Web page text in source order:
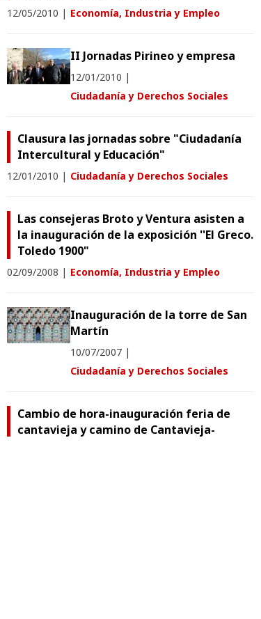
12/05/2010 | Economía, Industria y Empleo
II Jornadas Pirineo y empresa
12/01/2010 |
Ciudadanía y Derechos Sociales
Clausura las jornadas sobre "Ciudadanía
Intercultural y Educación"
12/01/2010 | Ciudadanía y Derechos Sociales
Las consejeras Broto y Ventura asisten a
la inauguración de la exposición ''El Greco.
Toledo 1900"
02/09/2008 | Economía, Industria y Empleo
Inauguración de la torre de San
Martín
10/07/2007 |
Ciudadanía y Derechos Sociales
Cambio de hora-inauguración feria de
cantavieja y camino de Cantavieja-